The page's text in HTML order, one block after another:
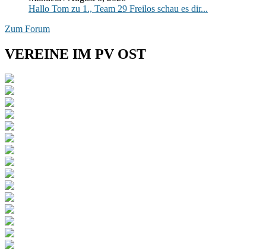
Hallo Tom zu 1., Team 29 Freilos schau es dir...
Zum Forum
VEREINE IM PV OST